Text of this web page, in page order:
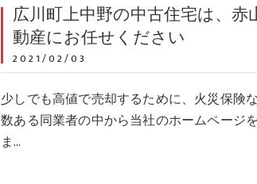
広川町上中野の中古住宅は、赤
動産にお任せください
2021/02/03
少しでも高値で売却するために、火災保険
数ある同業者の中から当社のホームページ
ま…